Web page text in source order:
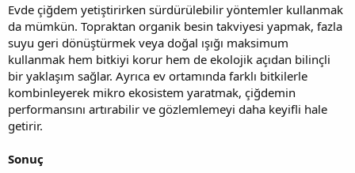
Evde çiğdem yetiştirirken sürdürülebilir yöntemler kullanmak
da mümkün. Topraktan organik besin takviyesi yapmak, fazla
suyu geri dönüştürmek veya doğal ışığı maksimum
kullanmak hem bitkiyi korur hem de ekolojik açıdan bilinçli
bir yaklaşım sağlar. Ayrıca ev ortamında farklı bitkilerle
kombinleyerek mikro ekosistem yaratmak, çiğdemin
performansını artırabilir ve gözlemlemeyi daha keyifli hale
getirir.
Sonuç